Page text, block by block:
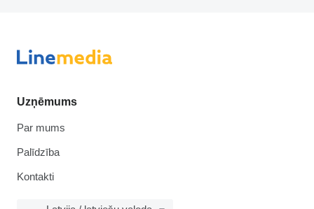
Uzņēmums
Par mums
Palīdzība
Kontakti